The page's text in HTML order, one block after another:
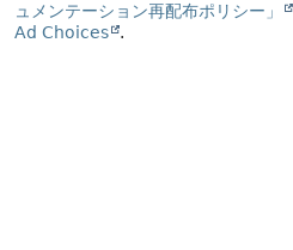
ュメンテーション再配布ポリシー」
Ad Choices
.